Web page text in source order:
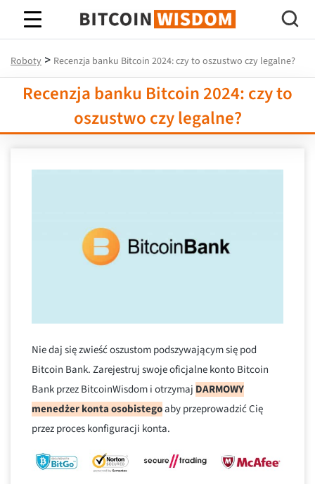
Mądrość Bitcoina
Roboty > Recenzja banku Bitcoin 2024: czy to oszustwo czy legalne?
Recenzja banku Bitcoin 2024: czy to
oszustwo czy legalne?
Nie daj się zwieść oszustom podszywającym się pod
Bitcoin Bank. Zarejestruj swoje oficjalne konto Bitcoin
Bank przez BitcoinWisdom i otrzymaj DARMOWY
menedżer konta osobistegoaby przeprowadzić Cię
przez proces konfiguracji konta.